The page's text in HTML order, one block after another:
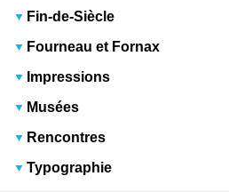
Fin-de-Siècle
Fourneau et Fornax
Impressions
Musées
Rencontres
Typographie